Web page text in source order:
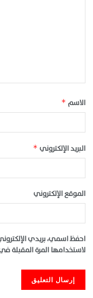
الاسم *
البريد الإلكتروني *
الموقع الإلكتروني
احفظ اسمي، بريدي
لاستخدامها المرة المقبلة